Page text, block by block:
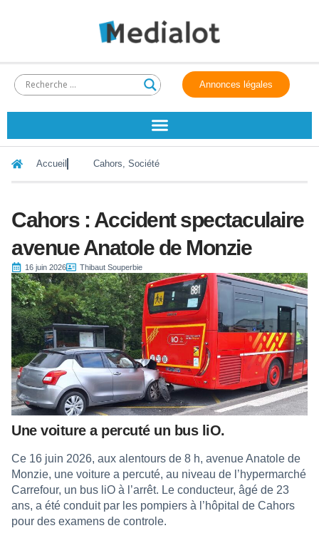
Annonces légales
Accueil Cahors, Société
Cahors : Accident spectaculaire
avenue Anatole de Monzie
16 juin 2026 Thibaut Souperbie
Une voiture a percuté un bus liO.
Ce 16 juin 2026, aux alentours de 8 h, avenue Anatole de
Monzie, une voiture a percuté, au niveau de l’hypermarché
Carrefour, un bus liO à l’arrêt. Le conducteur, âgé de 23
ans, a été conduit par les pompiers à l’hôpital de Cahors
pour des examens de controle.